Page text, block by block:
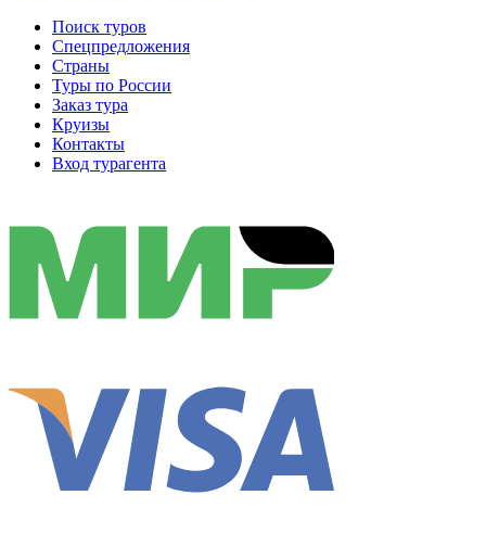
Поиск туров
Спецпредложения
Страны
Туры по России
Заказ тура
Круизы
Контакты
Вход турагента